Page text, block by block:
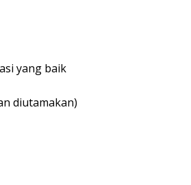
yang baik
diutamakan)